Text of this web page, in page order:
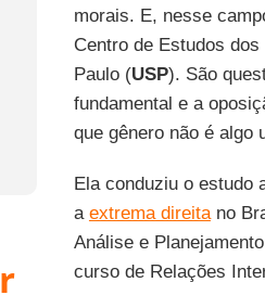
morais. E, nesse
Centro de Estudos
Paulo (USP). São
fundamental e a
que gênero não é algo
Ela conduziu o estudo
a extrema direitano
Análise e
curso de Relações